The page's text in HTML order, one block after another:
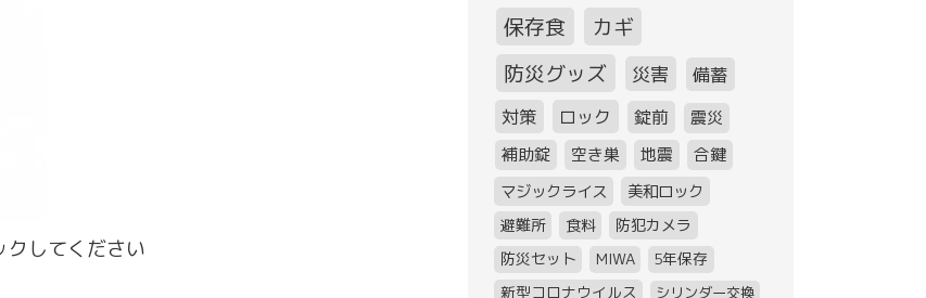
してください
保存食
カギ
防災グッズ
災害
備蓄
対策
ロック 錠前
震災
補助錠
空き巣 地震
合鍵
マジックライス
美和ロック
避難所 食料
防犯カメラ
防災セット
MIWA
5年保存
新型コロナウイルス
シリンダー交換